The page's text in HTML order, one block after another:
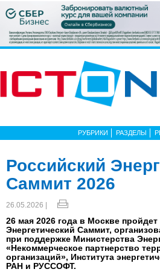
РУБРИКИ РАЗДЕЛЫ
Российский
Саммит 2026
26.05.2026 |
26 мая 2026 года в Москве пройдет
Энергетический Саммит,
при поддержке Министерства
«Некоммерческое партнерство
организаций», Института
РАН и РУССОФТ.